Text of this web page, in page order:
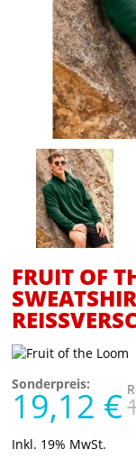
FRUIT OF
Sonderpreis:
19,12 €
Inkl. 19% MwSt.